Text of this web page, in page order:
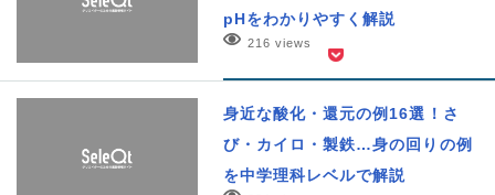
pHをわかりやすく解説
216 views
身近な酸化・還元の例16選！さ
び・カイロ・製鉄…身の回りの例
を中学理科レベルで解説